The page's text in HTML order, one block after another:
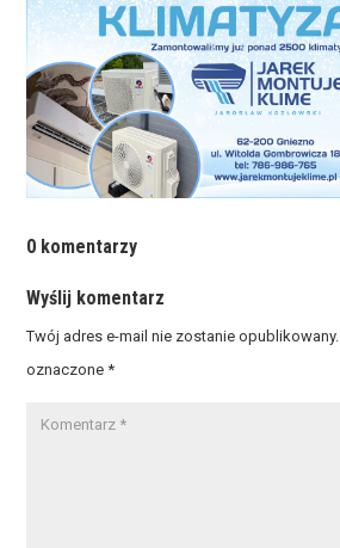
0 komentarzy
Wyślij komentarz
Twój adres e-mail nie zostanie opublikowany.
oznaczone*